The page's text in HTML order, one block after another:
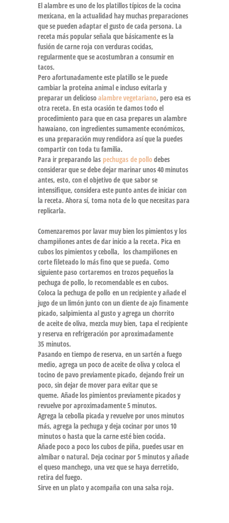
El alambrees uno de los platillos típicos de la cocina
mexicana, en la actualidad hay muchas preparaciones
que se pueden adaptar el gusto de cada persona. La
receta más popularseñala que básicamente es la
fusión de carne roja con verduras cocidas,
regularmente que se acostumbran a consumir en
tacos.
Pero afortunadamente esteplatillose le puede
cambiar la proteína animal e incluso evitarla y
preparar un deliciosoalambre vegetariano, pero esa es
otra receta. En esta ocasión te damos todo el
procedimiento para que en casa prepares unalambre
hawaiano, con ingredientes sumamente económicos,
es una preparación muy rendidora así que la puedes
compartir con toda tu familia.
Para ir preparando las pechugas de pollodebes
considerar que se debe dejar marinar unos 40 minutos
antes, esto, con el objetivo de que sabor se
intensifique, considera este punto antes de iniciar con
la receta. Ahora sí, toma nota de lo que necesitas para
replicarla.
Comenzaremos por lavar muy bien los pimientos y los
champiñones antes de dar inicio a la receta. Pica en
cubos los pimientos y cebolla, los champiñones en
corte fileteado lo más fino que se pueda. Como
siguiente paso cortaremos en trozos pequeños la
pechuga de pollo, lo recomendable es en cubos.
Coloca la pechuga de pollo en un recipiente y añade el
jugo de un limón junto con un diente de ajo finamente
picado, salpimienta al gusto y agrega un chorrito
de aceite de oliva, mezcla muy bien, tapa el recipiente
y reserva en refrigeración por aproximadamente
35 minutos.
Pasando en tiempo de reserva, en un sartén a fuego
medio, agrega un poco de aceite de oliva y coloca el
tocino de pavo previamente picado, dejando freír un
poco, sin dejar de mover para evitar que se
queme. Añade los pimientos previamente picados y
revuelve por aproximadamente 5 minutos.
Agrega la cebolla picada y revuelve por unos minutos
más, agrega la pechuga y deja cocinar por unos 10
minutos o hasta que la carne esté bien cocida.
Añade poco a poco los cubos de piña, puedes usar en
almíbar o natural. Deja cocinar por 5 minutos y añade
el queso manchego, una vez que se haya derretido,
retira del fuego.
Sirve en un plato y acompaña con una salsa roja.